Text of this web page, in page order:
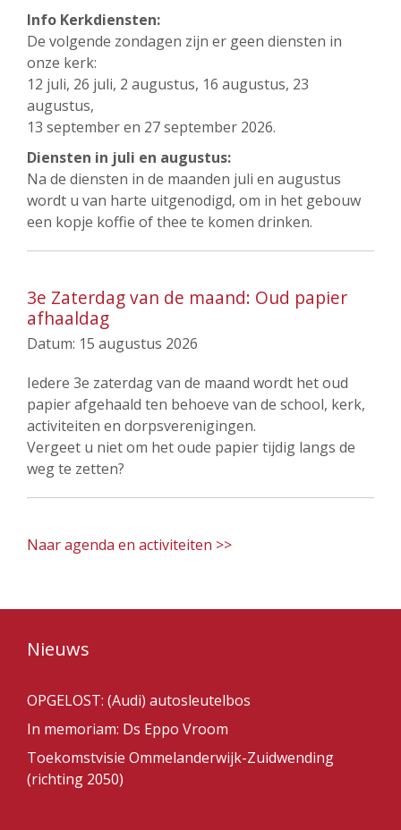
Info Kerkdiensten:
De volgende zondagen zijn er geen diensten in
onze kerk:
12 juli, 26 juli, 2 augustus, 16 augustus, 23
augustus,
13 september en 27 september 2026.
Diensten in juli en augustus:
Na de diensten in de maanden juli en augustus
wordt u van harte uitgenodigd, om in het gebouw
een kopje koffie of thee te komen drinken.
3e Zaterdag van de maand: Oud papier
afhaaldag
Datum: 15 augustus 2026
Iedere 3e zaterdag van de maand wordt het oud
papier afgehaald ten behoeve van de school, kerk,
activiteiten en dorpsverenigingen.
Vergeet u niet om het oude papier tijdig langs de
weg te zetten?
Naar agenda en activiteiten >>
Nieuws
OPGELOST: (Audi) autosleutelbos
In memoriam: Ds Eppo Vroom
Toekomstvisie Ommelanderwijk-Zuidwending
(richting 2050)